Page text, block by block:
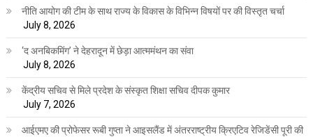
नीति आयोग की टीम के साथ राज्य के विकास के विभिन्न विषयों पर की विस्तृत चर्चा
July 8, 2026
‘द अनबिकमिंग’ ने देहरादून में छेड़ा आत्ममंथन का संवा
July 8, 2026
केंद्रीय सचिव से मिले प्रदेश के संस्कृत शिक्षा सचिव दीपक कुमार
July 7, 2026
आईएमए की प्रोफेसर रूबी गुप्ता ने आइसलैंड में अंतरराष्ट्रीय क्रिएटिव रेजिडेंसी पूरी की